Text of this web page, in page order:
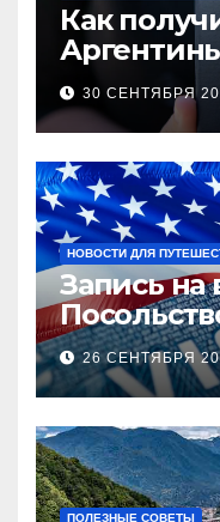
Как
30 СЕНТЯБРЯ
НОВОСТИ ДЛЯ
Запись на
26 СЕНТЯБРЯ
ПОЛЕЗНЫЕ СОВЕТЫ